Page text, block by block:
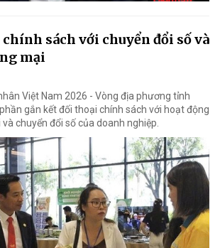
sách với chuyển đổi số và
mại
Việt Nam 2026 - Vòng địa phương tỉnh
gắn kết đối thoại chính sách với hoạt động
chuyển đổi số của doanh nghiệp.